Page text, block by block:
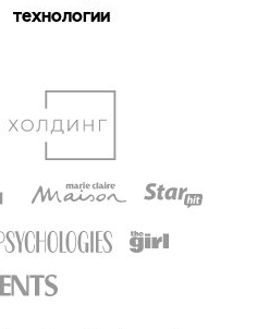
технологии